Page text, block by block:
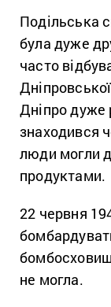
Подільська
була дуже
часто
Дніпро дуже
знаходився
люди могли
продуктами.
22 червня
не могла.